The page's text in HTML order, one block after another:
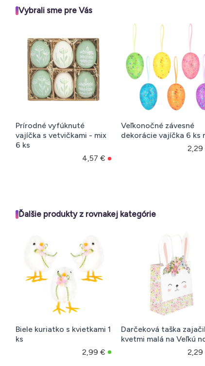
Vybrali sme pre Vás
vyfúknuté
s vetvičkami - mix
4,57 €
Veľkonočné závesné
dekorácie vajíčka 6 ks mix
2,29 €
Ďalšie produkty z rovnakej kategórie
Biele kuriatko s kvietkami 1
ks
2,99 €
Darčeková taška
kvetmi malá na Veľkú
2,29